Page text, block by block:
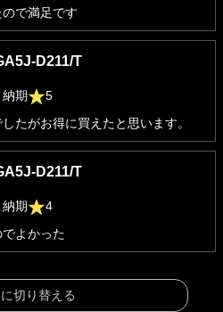
で満足です
D211/T
期
5
たがお得に買えたと思います。
D211/T
期
4
よかった
切り替える